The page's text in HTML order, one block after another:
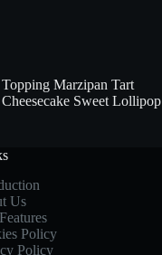
Topping Marzipan Tart
Cheesecake Sweet Lollipop
Us
Policy
Policy